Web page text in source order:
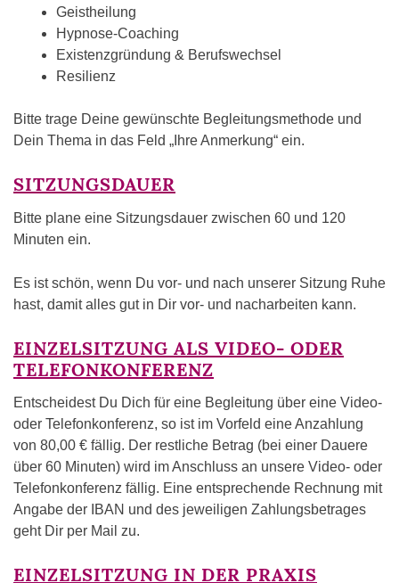
Geistheilung
Hypnose-Coaching
Existenzgründung & Berufswechsel
Resilienz
Bitte trage Deine gewünschte Begleitungsmethode und
Dein Thema in das Feld „Ihre Anmerkung“ ein.
SITZUNGSDAUER
Bitte plane eine Sitzungsdauer zwischen 60 und 120
Minuten ein.
Es ist schön, wenn Du vor- und nach unserer Sitzung Ruhe
hast, damit alles gut in Dir vor- und nacharbeiten kann.
EINZELSITZUNG ALS VIDEO- ODER
TELEFONKONFERENZ
Entscheidest Du Dich für eine Begleitung über eine Video-
oder Telefonkonferenz, so ist im Vorfeld eine Anzahlung
von 80,00 € fällig. Der restliche Betrag (bei einer Dauere
über 60 Minuten) wird im Anschluss an unsere Video- oder
Telefonkonferenz fällig. Eine entsprechende Rechnung mit
Angabe der IBAN und des jeweiligen Zahlungsbetrages
geht Dir per Mail zu.
EINZELSITZUNG IN DER PRAXIS